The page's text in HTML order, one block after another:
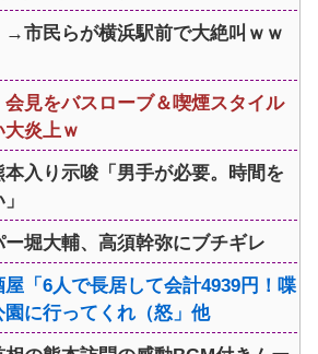
→市民らが横浜駅前で大絶叫ｗｗ
見をバスローブ＆喫煙スタイル
炎上ｗ
入り示唆「男手が必要。時間を
堀大輔、高須幹弥にブチギレ
屋「6人で長居して会計4939円！喋
園に行ってくれ（怒」他